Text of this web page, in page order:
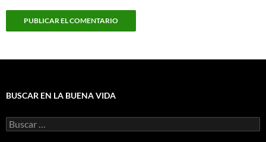
BUSCAR EN LA BUENA VIDA
Buscar: